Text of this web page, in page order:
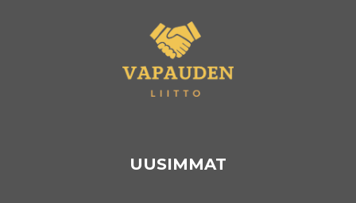
UUSIMMAT